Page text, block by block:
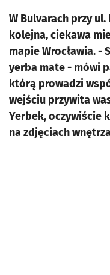
W Bulvarach przy
kolejna, ciekawa
mapie Wrocławia. -
yerba mate - mówi
którą prowadzi
wejściu przywita
Yerbek, oczywiście
na zdjęciach